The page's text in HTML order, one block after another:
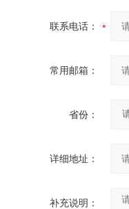
联系电话：
常用邮箱：
省份：
详细地址：
补充说明：